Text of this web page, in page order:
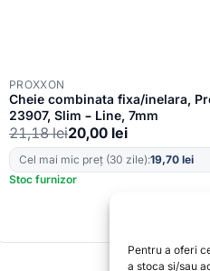
Pentru a oferi
a stoca și/sau
PROXXON
Cheie combinata fixa/inelara,
23907, Slim – Line, 7mm
21,18lei20,00 lei
Cel mai mic preț (30 zile):19,70 lei
Stoc furnizor